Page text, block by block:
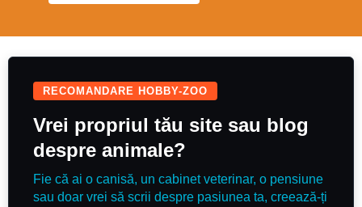
eventing finals
RECOMANDARE HOBBY-ZOO
Vrei propriul tău site sau blog
despre animale?
Fie că ai o canisă, un cabinet veterinar, o pensiune
sau doar vrei să scrii despre pasiunea ta, creează-ți